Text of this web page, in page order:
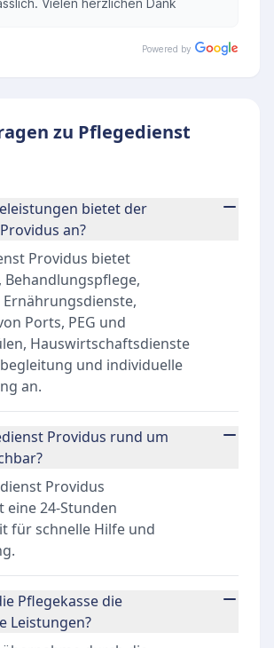
Vielen herzlichen Dank
Powered by
zu Pflegedienst
bietet der
an?
Providus bietet
Ports, PEG und
Hauswirtschaftsdienste
und individuelle
an.
Providus rund um
Providus
eine 24-Stunden
für schnelle Hilfe und
Pflegekasse die
Leistungen?